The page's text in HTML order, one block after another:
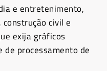
e entretenimento,
civil e
exija gráficos
de processamento de